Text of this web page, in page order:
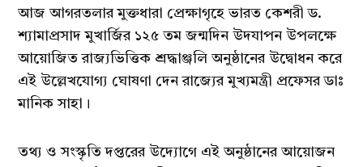
আজ আগরতলার মুক্তধারা প্রেক্ষাগৃহে ভারত কেশরী ড.
শ্যামাপ্রসাদ মুখার্জির ১২৫ তম জন্মদিন উদযাপন উপলক্ষে
আয়োজিত রাজ্যভিত্তিক শ্রদ্ধাঞ্জলি অনুষ্ঠানের উদ্বোধন করে
এই উল্লেখযোগ্য ঘোষণা দেন রাজ্যের মুখ্যমন্ত্রী প্রফেসর ডাঃ
মানিক সাহা।
তথ্য ও সংস্কৃতি দপ্তরের উদ্যোগে এই অনুষ্ঠানের আয়োজন